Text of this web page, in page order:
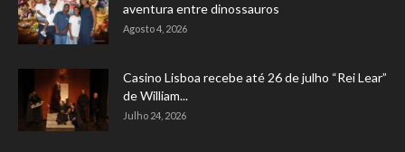
aventura entre dinossauros
Agosto 4, 2026
Casino Lisboa recebe até 26 de julho “Rei Lear”
de William...
Julho 24, 2026